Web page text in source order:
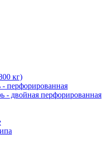
кг)
перфорированная
- двойная перфорированная